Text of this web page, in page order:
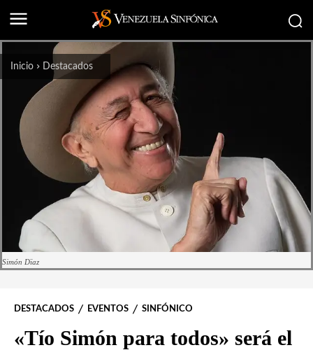
Inicio Destacados
Simón Dïaz
DESTACADOS EVENTOS SINFÓNICO
«Tío Simón para todos» será el